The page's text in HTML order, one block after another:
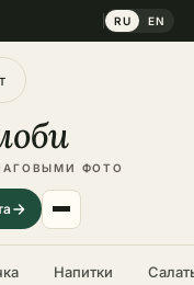
RU EN
ФОТО
Напитки